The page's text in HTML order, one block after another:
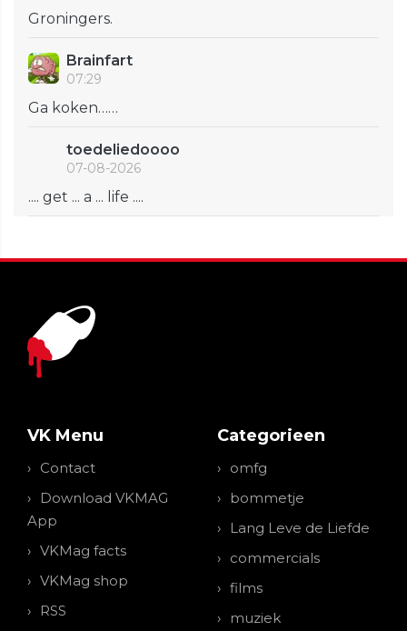
Groningers.
Brainfart
07:29
Ga koken……
toedeliedoooo
07-08-2026
.... get ... a ... life ....
VK Menu
Contact
Download VKMAG
App
VKMag facts
VKMag shop
RSS
Categorieen
omfg
bommetje
Lang Leve de Liefde
commercials
films
muziek